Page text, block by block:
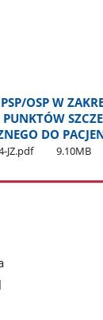
OSP W
DO
JZ.pdf 9.10MB